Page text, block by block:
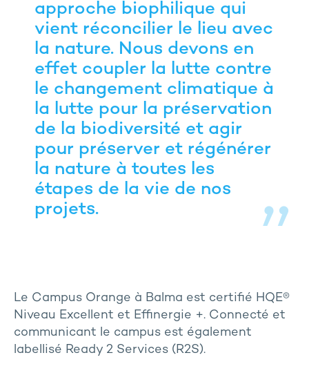
approche biophilique qui
vient réconcilier le lieu avec
la nature. Nous devons en
effet coupler la lutte contre
le changement climatique à
la lutte pour la préservation
de la biodiversité et agir
pour préserver et régénérer
la nature à toutes les
étapes de la vie de nos
projets.
Le Campus Orange à Balma est certifié HQE®
Niveau Excellent et Effinergie +. Connecté et
communicant le campus est également
labellisé Ready 2 Services (R2S).